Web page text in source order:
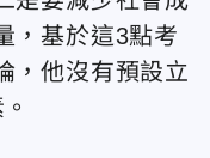
，基於這3點考
，他沒有預設立